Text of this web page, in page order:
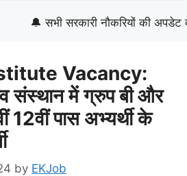
🔔 सभी सरकारी नौकरियों की
Vacancy:
संस्थान में ग्रुप बी और
12वीं पास अभ्यर्थी के
by EKJob